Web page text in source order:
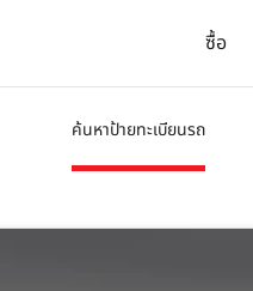
ซื้อ
ค้นหาป้ายทะเบียนรถ